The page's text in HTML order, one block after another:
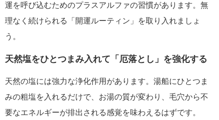
運を呼び込むためのプラスアルファの習慣があります。無
理なく続けられる「開運ルーティン」を取り入れましょ
う。
天然塩をひとつまみ入れて「厄落とし」を強化する
天然の塩には強力な浄化作用があります。湯船にひとつま
みの粗塩を入れるだけで、お湯の質が変わり、毛穴から不
要なエネルギーが排出される感覚を味わえるはずです。